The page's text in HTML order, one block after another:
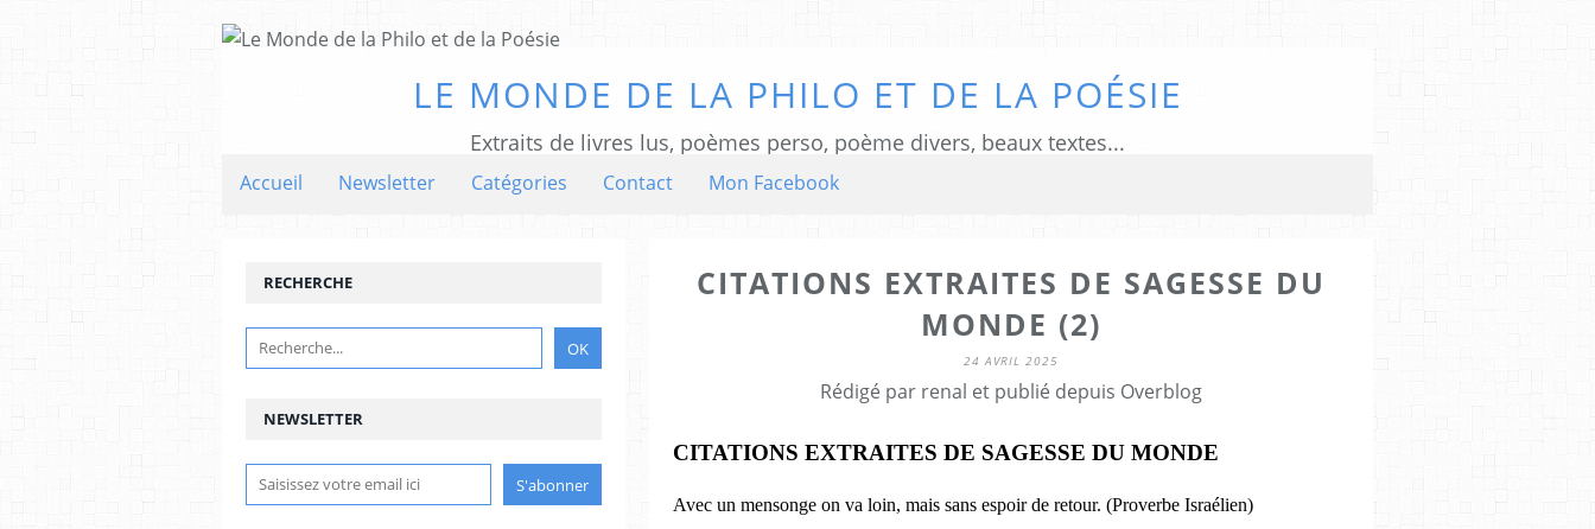
LE MONDE DE LA PHILO ET DE LA POÉSIE
Extraits de livres lus, poèmes perso, poème divers, beaux textes...
Accueil Newsletter Catégories Contact Mon Facebook
CITATIONS EXTRAITES DE SAGESSE DU
MONDE (2)
24 AVRIL 2025
Rédigé par renal et publié depuis Overblog
CITATIONS EXTRAITES DE SAGESSE DU MONDE
Avec un mensonge on va loin, mais sans espoir de retour. (Proverbe Israélien)
NEWSLETTER
RECHERCHE